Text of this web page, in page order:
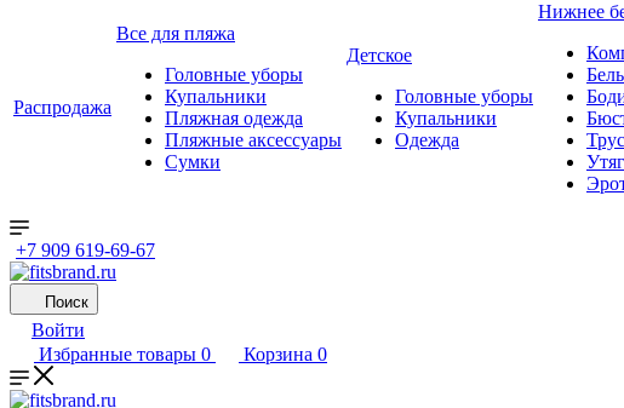
Распродажа
Все для пляжа
Головные уборы
Купальники
Пляжная одежда
Пляжные аксессуары
Сумки
Детское
Головные уборы
Купальники
Одежда
Нижнее
+7 909 619-69-67
Поиск
Войти
Избранные товары 0 Корзина 0